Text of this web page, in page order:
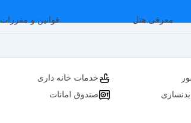
معرفی هتل قوانین و مقررات
خدمات خانه داری
صندوق امانات